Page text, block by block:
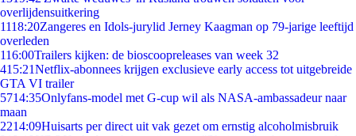
overlijdensuitkering
1118:20Zangeres en Idols-jurylid Jerney Kaagman op 79-jarige leeftijd
overleden
116:00Trailers kijken: de bioscoopreleases van week 32
415:21Netflix-abonnees krijgen exclusieve early access tot uitgebreide
GTA VI trailer
5714:35Onlyfans-model met G-cup wil als NASA-ambassadeur naar
maan
2214:09Huisarts per direct uit vak gezet om ernstig alcoholmisbruik